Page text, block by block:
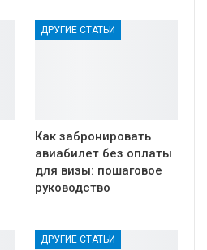
ДРУГИЕ СТАТЬИ
Как забронировать
авиабилет без оплаты
для визы: пошаговое
руководство
ДРУГИЕ СТАТЬИ